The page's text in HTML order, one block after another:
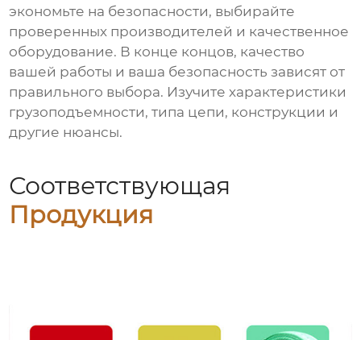
экономьте на безопасности, выбирайте
проверенных производителей и качественное
оборудование. В конце концов, качество
вашей работы и ваша безопасность зависят от
правильного выбора. Изучите характеристики
грузоподъемности, типа цепи, конструкции и
другие нюансы.
Соответствующая
Продукция